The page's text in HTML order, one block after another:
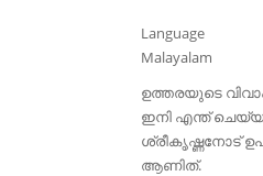
Language
Malayalam
ഉത്തരയുടെ
ഇനി എന്ത്
ശ്രീകൃഷ്ണനോട്
ആണിത്.